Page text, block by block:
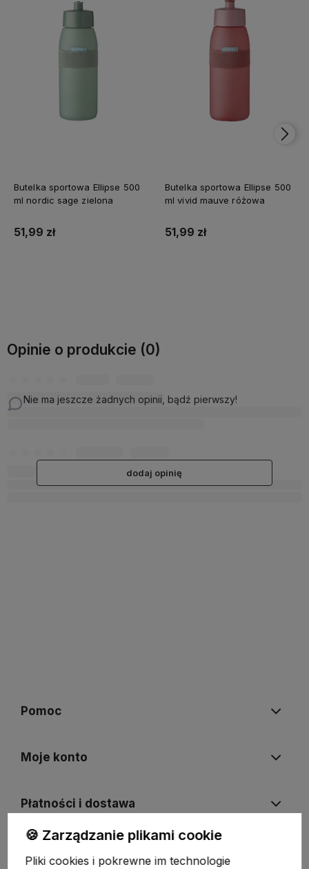
Butelka sportowa Ellipse 500
ml nordic sage zielona
51,99 zł
Butelka sportowa Ellipse 500
ml vivid mauve różowa
51,99 zł
Opinie o produkcie (0)
Nie ma jeszcze żadnych opinii, bądź pierwszy!
dodaj opinię
Pomoc
Moje konto
Płatności i dostawa
🍪 Zarządzanie plikami cookie
Pliki cookies i pokrewne im technologie